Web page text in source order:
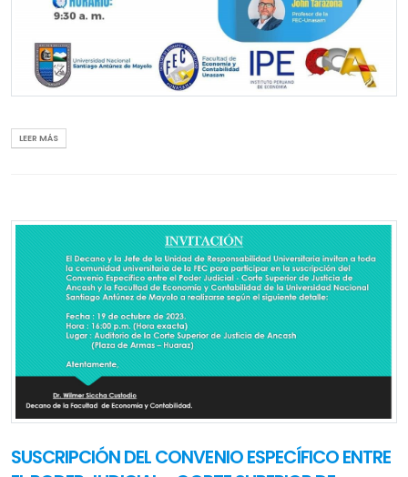
LEER MÁS
SUSCRIPCIÓN DEL CONVENIO ESPECÍFICO ENTRE